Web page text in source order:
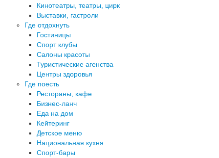
Кинотеатры, театры, цирк
Выставки, гастроли
Где отдохнуть
Гостиницы
Спорт клубы
Салоны красоты
Туристические агенства
Центры здоровья
Где поесть
Рестораны, кафе
Бизнес-ланч
Еда на дом
Кейтеринг
Детское меню
Национальная кухня
Спорт-бары